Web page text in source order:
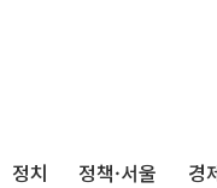
정치 정책·서울 경